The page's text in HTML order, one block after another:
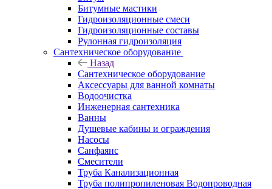
Битумные мастики
Гидроизоляционные смеси
Гидроизоляционные составы
Рулонная гидроизоляция
Сантехническое оборудование
Назад
Сантехническое оборудование
Аксессуары для ванной комнаты
Водоочистка
Инженерная сантехника
Ванны
Душевые кабины и ограждения
Насосы
Санфаянс
Смесители
Труба Канализационная
Труба полипропиленовая Водопроводная